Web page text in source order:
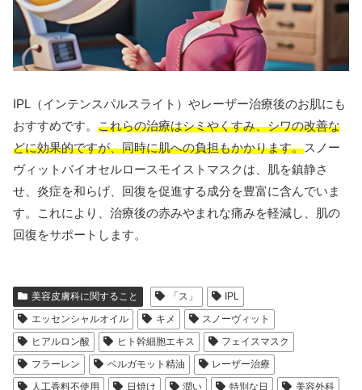
IPL（インテンスパルスライト）やレーザー治療後のお肌にも
おすすめです。 これらの治療はシミやくすみ、シワの改善な
どに効果的ですが、同時に肌への負担もかかります。スノー
ヴィットバイオセルロースモイストマスクは、肌を鎮静さ
せ、炎症を和らげ、回復を促進する成分を豊富に含んでいま
す。これにより、治療後の赤みやまれな痛みを軽減し、肌の
回復をサポートします。
美容皮膚科に関すること 「ス」
IPL
エッセンシャルオイル
キメ
スノーヴィット
ヒアルロン酸
ヒト幹細胞エキス
フェイスマスク
フラーレン
ベルガモット精油
レーザー治療
人工香料不使用
日焼け 潤い 特別な日
美容外科